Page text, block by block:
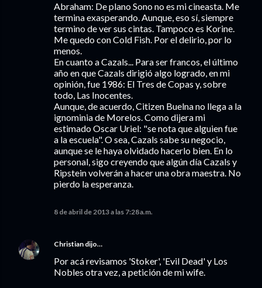
Abraham: De plano Sono no es mi cineasta. Me
termina exasperando. Aunque, eso sí, siempre
termino de ver sus cintas. Tampoco es Korine.
Me quedo con Cold Fish. Por el delirio, por lo
menos.
En cuanto a Cazals... Para ser francos, el último
año en que Cazals dirigió algo logrado, en mi
opinión, fue 1986: El Tres de Copas y, sobre
todo, Las Inocentes.
Aunque, de acuerdo, Citizen Buelna no llega a la
ignominia de Morelos. Como dijera mi
estimado Oscar Uriel: "se nota que alguien fue
a la escuela". O sea, Cazals sabe su negocio,
aunque se le haya olvidado hacerlo bien. En lo
personal, sigo creyendo que algún día Cazals y
Ripstein volverán a hacer una obra maestra. No
pierdo la esperanza.
8 de abril de 2013 a las 7:28 a.m.
Christian dijo…
Por acá revisamos 'Stoker', 'Evil Dead' y Los
Nobles otra vez, a petición de mi wife.